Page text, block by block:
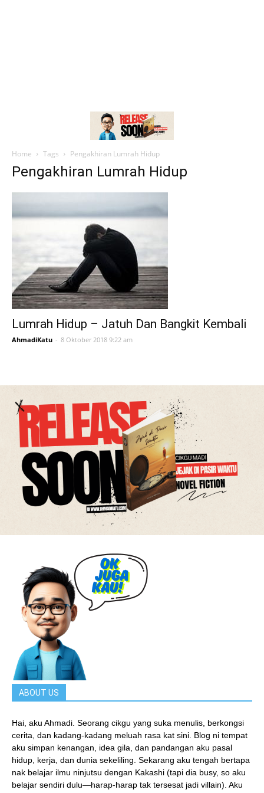
Home Tags Pengakhiran Lumrah Hidup
Pengakhiran Lumrah Hidup
Lumrah Hidup – Jatuh Dan Bangkit Kembali
AhmadiKatu - 8 Oktober 2018 9:22 am
ABOUT US
Hai, aku Ahmadi. Seorang cikgu yang suka menulis, berkongsi
cerita, dan kadang-kadang meluah rasa kat sini. Blog ni tempat
aku simpan kenangan, idea gila, dan pandangan aku pasal
hidup, kerja, dan dunia sekeliling. Sekarang aku tengah bertapa
nak belajar ilmu ninjutsu dengan Kakashi (tapi dia busy, so aku
belajar sendiri dulu—harap-harap tak tersesat jadi villain). Aku